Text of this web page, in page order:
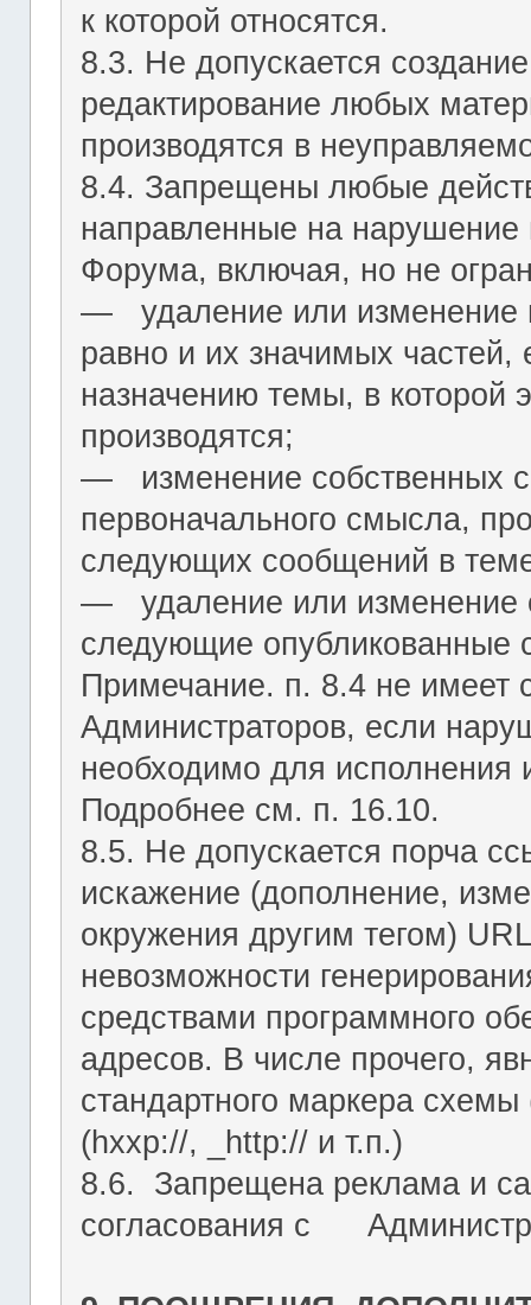
к которой относятся.
8.3. Не допускается
редактирование любых
производятся в
8.4. Запрещены любые
направленные на
Форума, включая, но не
― удаление или изменение
равно и их значимых частей,
назначению темы, в которой
производятся;
― изменение собственных
первоначального смысла,
следующих сообщений в
― удаление или изменение
следующие
Примечание. п. 8.4 не имеет
Администраторов, если
необходимо для исполнения
Подробнее см. п. 16.10.
8.5. Не допускается порча
искажение (дополнение,
окружения другим тегом)
невозможности
средствами программного
адресов. В числе прочего,
стандартного маркера
(hxxp://, _http:// и т.п.)
8.6. Запрещена реклама и
согласования с